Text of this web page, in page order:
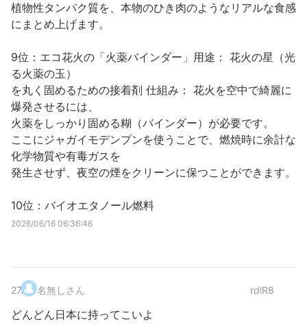
植物性タンパク質を、本物のひき肉のようなリアルな食感
にまとめ上げます。
9位：エコ花火の「火薬バインダー」用途： 花火の星（光
る火薬の玉）
を丸く固めるための接着剤 仕組み： 花火を空中で綺麗に
爆発させるには、
火薬をしっかり固める糊（バインダー）が必要です。
ここにジャガイモデンプンを使うことで、燃焼時に余計な
化学物質や有毒ガスを
発生させず、夜空の煙をクリーンに保つことができます。
10位：バイオエタノール燃料
2026/06/16 06:36:46
27. 名無しさん rdlR8
どんどん日本に持ってこいよ